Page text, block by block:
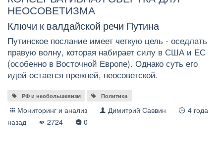
НЕОСОВЕТИЗМА
Ключи к валдайской речи Путина
Путинское послание имеет четкую цель - оседлать
правую волну, которая набирает силу в США и ЕС
(особенно в Восточной Европе). Однако суть его
идей остается прежней, неосоветской.
РФ и необольшевизм Политика
Мониторинг и анализ Димитрий Саввин
4 года
назад
2724 0